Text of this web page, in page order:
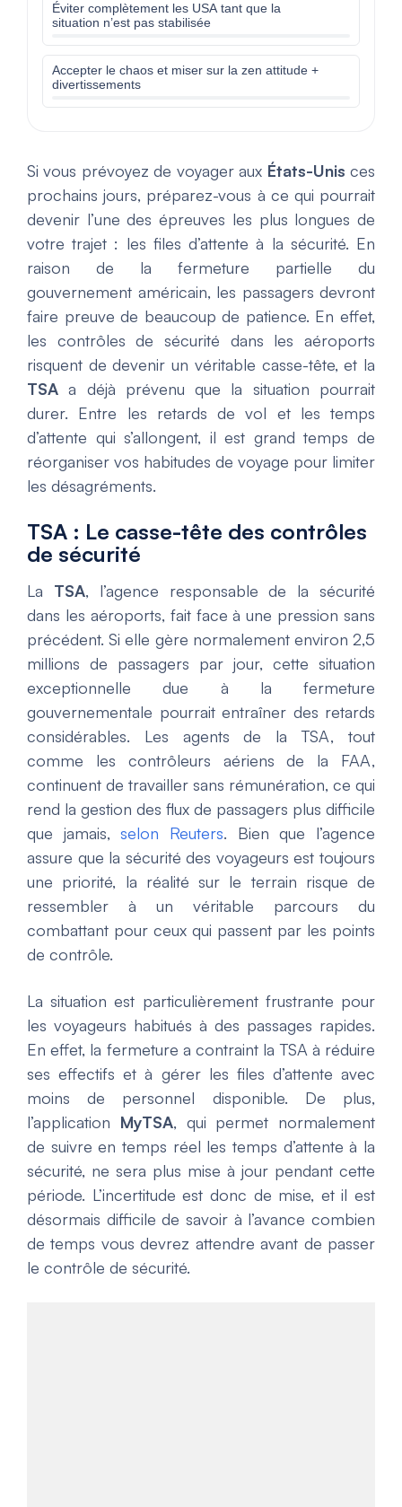
Éviter complètement les USA tant que la
situation n’est pas stabilisée
Accepter le chaos et miser sur la zen attitude +
divertissements
Si vous prévoyez de voyager aux États-Unis ces
prochains jours, préparez-vous à ce qui pourrait
devenir l’une des épreuves les plus longues de
votre trajet : les files d’attente à la sécurité. En
raison de la fermeture partielle du
gouvernement américain, les passagers devront
faire preuve de beaucoup de patience. En effet,
les contrôles de sécurité dans les aéroports
risquent de devenir un véritable casse-tête, et la
TSA a déjà prévenu que la situation pourrait
durer. Entre les retards de vol et les temps
d’attente qui s’allongent, il est grand temps de
réorganiser vos habitudes de voyage pour limiter
les désagréments.
TSA : Le casse-tête des contrôles
de sécurité
La TSA, l’agence responsable de la sécurité
dans les aéroports, fait face à une pression sans
précédent. Si elle gère normalement environ 2,5
millions de passagers par jour, cette situation
exceptionnelle due à la fermeture
gouvernementale pourrait entraîner des retards
considérables. Les agents de la TSA, tout
comme les contrôleurs aériens de la FAA,
continuent de travailler sans rémunération, ce qui
rend la gestion des flux de passagers plus difficile
que jamais, selon Reuters. Bien que l’agence
assure que la sécurité des voyageurs est toujours
une priorité, la réalité sur le terrain risque de
ressembler à un véritable parcours du
combattant pour ceux qui passent par les points
de contrôle.
La situation est particulièrement frustrante pour
les voyageurs habitués à des passages rapides.
En effet, la fermeture a contraint la TSA à réduire
ses effectifs et à gérer les files d’attente avec
moins de personnel disponible. De plus,
l’application MyTSA, qui permet normalement
de suivre en temps réel les temps d’attente à la
sécurité, ne sera plus mise à jour pendant cette
période. L’incertitude est donc de mise, et il est
désormais difficile de savoir à l’avance combien
de temps vous devrez attendre avant de passer
le contrôle de sécurité.